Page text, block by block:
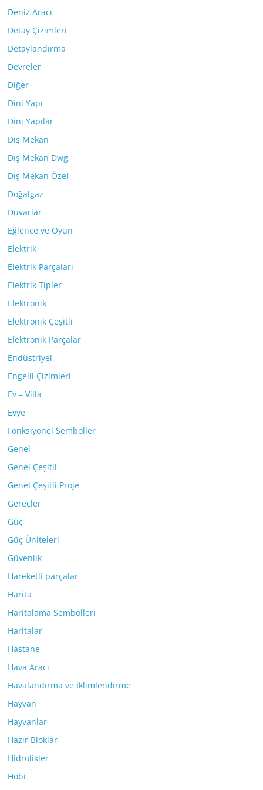
Deniz Aracı
Detay Çizimleri
Detaylandırma
Devreler
Diğer
Dini Yapı
Dini Yapılar
Dış Mekan
Dış Mekan Dwg
Dış Mekan Özel
Doğalgaz
Duvarlar
Eğlence ve Oyun
Elektrik
Elektrik Parçaları
Elektrik Tipler
Elektronik
Elektronik Çeşitli
Elektronik Parçalar
Endüstriyel
Engelli Çizimleri
Ev – Villa
Evye
Fonksiyonel Semboller
Genel
Genel Çeşitli
Genel Çeşitli Proje
Gereçler
Güç
Güç Üniteleri
Güvenlik
Hareketli parçalar
Harita
Haritalama Sembolleri
Haritalar
Hastane
Hava Aracı
Havalandırma ve İklimlendirme
Hayvan
Hayvanlar
Hazır Bloklar
Hidrolikler
Hobi